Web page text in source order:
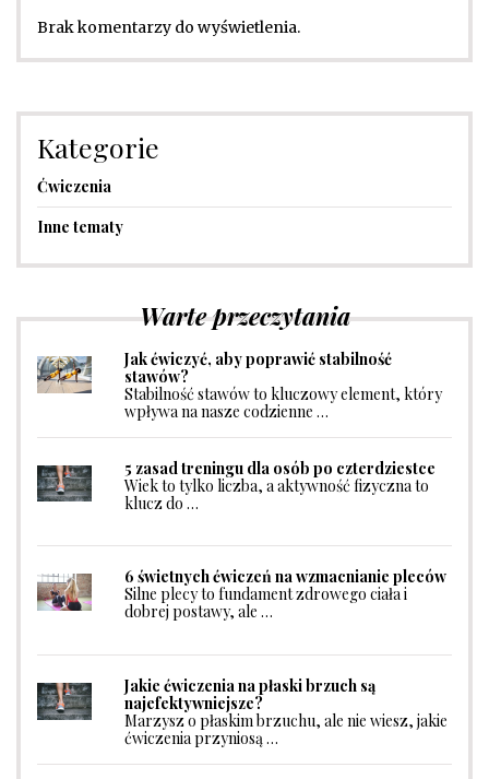
Brak komentarzy do wyświetlenia.
Kategorie
Ćwiczenia
Inne tematy
Warte przeczytania
Jak ćwiczyć, aby poprawić stabilność
stawów?
Stabilność stawów to kluczowy element, który
wpływa na nasze codzienne …
5 zasad treningu dla osób po czterdziestce
Wiek to tylko liczba, a aktywność fizyczna to
klucz do …
6 świetnych ćwiczeń na wzmacnianie pleców
Silne plecy to fundament zdrowego ciała i
dobrej postawy, ale …
Jakie ćwiczenia na płaski brzuch są
najefektywniejsze?
Marzysz o płaskim brzuchu, ale nie wiesz, jakie
ćwiczenia przyniosą …